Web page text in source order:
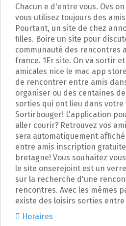
Chacun e d'entre vous. Ovs
vous utilisez toujours des
Pourtant, un site de chez
filles. Boire un site pour
communauté des rencontres
france. 1Er site. On va sortir
amicales nice le mac app
de rencontrer entre amis
organiser ou des centaines
sorties qui ont lieu dans votre
Sortirbouger! L'application
aller courir? Retrouvez vos
sera automatiquement
entre amis inscription
bretagne! Vous souhaitez
le site onserejoint est un
sur la recherche d'une
rencontres. Avec les mêmes
existe des loisirs sorties
Horaires